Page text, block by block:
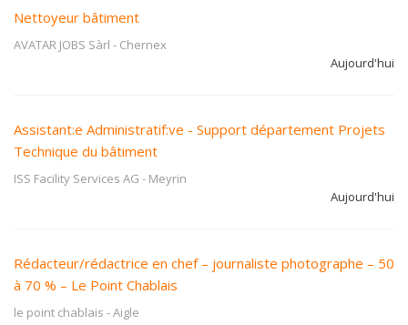
Nettoyeur bâtiment
AVATAR JOBS Sàrl - Chernex
Aujourd'hui
Assistant:e Administratif:ve - Support département Projets
Technique du bâtiment
ISS Facility Services AG - Meyrin
Aujourd'hui
Rédacteur/rédactrice en chef – journaliste photographe – 50
à 70 % – Le Point Chablais
le point chablais -Aigle